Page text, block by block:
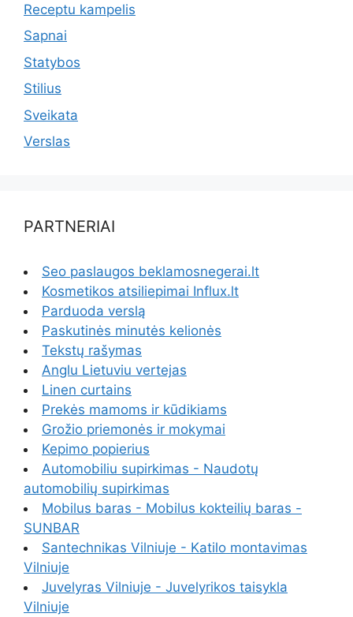
Receptu kampelis
Sapnai
Statybos
Stilius
Sveikata
Verslas
PARTNERIAI
Seo paslaugos beklamosnegerai.lt
Kosmetikos atsiliepimai Influx.lt
Parduoda verslą
Paskutinės minutės kelionės
Tekstų rašymas
Anglu Lietuviu vertejas
Linen curtains
Prekės mamoms ir kūdikiams
Grožio priemonės ir mokymai
Kepimo popierius
Automobiliu supirkimas - Naudotų
automobilių supirkimas
Mobilus baras - Mobilus kokteilių baras -
SUNBAR
Santechnikas Vilniuje - Katilo montavimas
Vilniuje
Juvelyras Vilniuje - Juvelyrikos taisykla
Vilniuje